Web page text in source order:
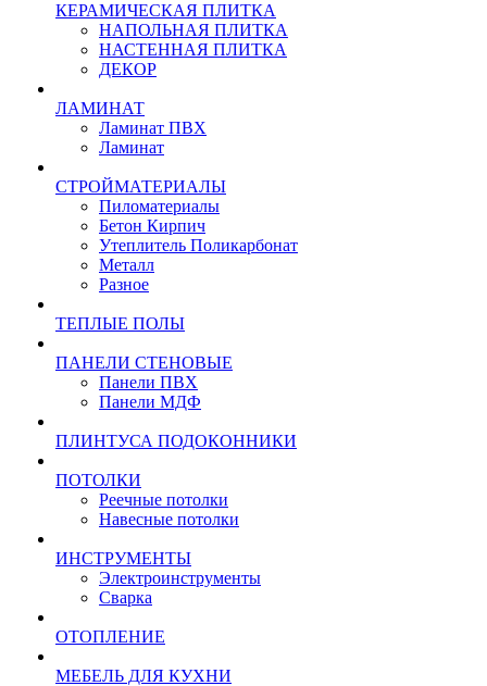
КЕРАМИЧЕСКАЯ ПЛИТКА
НАПОЛЬНАЯ ПЛИТКА
НАСТЕННАЯ ПЛИТКА
ДЕКОР
ЛАМИНАТ
Ламинат ПВХ
Ламинат
СТРОЙМАТЕРИАЛЫ
Пиломатериалы
Бетон Кирпич
Утеплитель Поликарбонат
Металл
Разное
ТЕПЛЫЕ ПОЛЫ
ПАНЕЛИ СТЕНОВЫЕ
Панели ПВХ
Панели МДФ
ПЛИНТУСА ПОДОКОННИКИ
ПОТОЛКИ
Реечные потолки
Навесные потолки
ИНСТРУМЕНТЫ
Электроинструменты
Сварка
ОТОПЛЕНИЕ
МЕБЕЛЬ ДЛЯ КУХНИ